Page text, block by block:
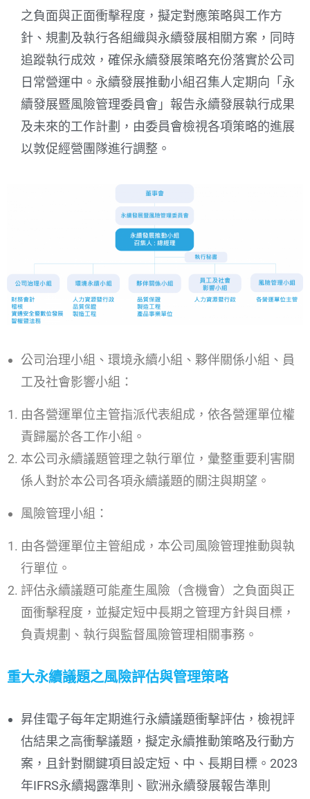
之負面與正面衝擊程度，擬定對應策略與工作方
針、規劃及執行各組織與永續發展相關方案，同時
追蹤執行成效，確保永續發展策略充份落實於公司
日常營運中。永續發展推動小組召集人定期向「永
續發展暨風險管理委員會」報告永續發展執行成果
及未來的工作計劃，由委員會檢視各項策略的進展
以敦促經營團隊進行調整。
公司治理小組、環境永續小組、夥伴關係小組、員
工及社會影響小組：
由各營運單位主管指派代表組成，依各營運單位權
責歸屬於各工作小組。
本公司永續議題管理之執行單位，彙整重要利害關
係人對於本公司各項永續議題的關注與期望。
風險管理小組：
由各營運單位主管組成，本公司風險管理推動與執
行單位。
評估永續議題可能產生風險（含機會）之負面與正
面衝擊程度，並擬定短中長期之管理方針與目標，
負責規劃、執行與監督風險管理相關事務。
重大永續議題之風險評估與管理策略
昇佳電子每年定期進行永續議題衝擊評估，檢視評
估結果之高衝擊議題，擬定永續推動策略及行動方
案，且針對關鍵項目設定短、中、長期目標。2023
年IFRS永續揭露準則、歐洲永續發展報告準則